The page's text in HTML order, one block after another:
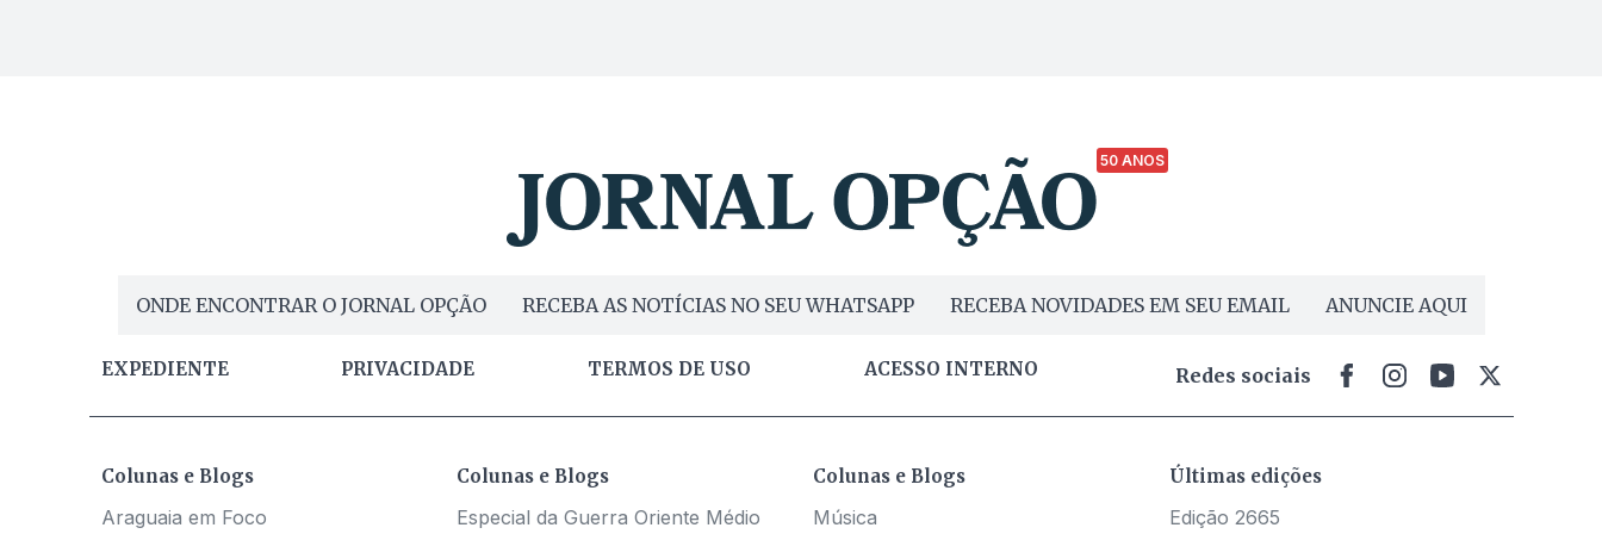
50 ANOS
ONDE ENCONTRAR O JORNAL OPÇÃO RECEBA AS NOTÍCIAS NO SEU WHATSAPP RECEBA NOVIDADES EM SEU EMAIL ANUNCIE AQUI
EXPEDIENTE PRIVACIDADE TERMOS DE USO ACESSO INTERNO Redes sociais
Colunas e Blogs
Araguaia em Foco
Colunas e Blogs
Especial da Guerra Oriente Médio
Colunas e Blogs
Música
Últimas edições
Edição 2665